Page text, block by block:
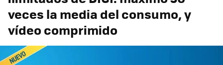
veces la media del consumo, y
vídeo comprimido